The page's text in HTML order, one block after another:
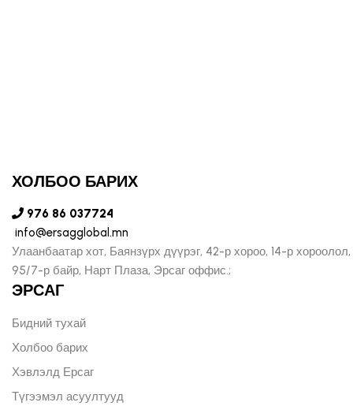
ХОЛБОО БАРИХ
976 86 037724
info@ersagglobal.mn
Улаанбаатар хот, Баянзүрх дүүрэг, 42-р хороо, 14-р хороолол,
95/7-р байр, Нарт Плаза, Эрсаг оффис.;
ЭРСАГ
Бидний тухай
Холбоо барих
Хэвлэлд Ерсаг
Түгээмэл асуултууд